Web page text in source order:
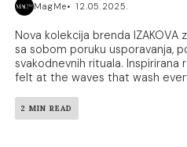
MagMe 12.05.2025.
Nova kolekcija brenda
sa sobom poruku usporavanja,
svakodnevnih rituala.
felt at the waves that wash
2 MIN READ